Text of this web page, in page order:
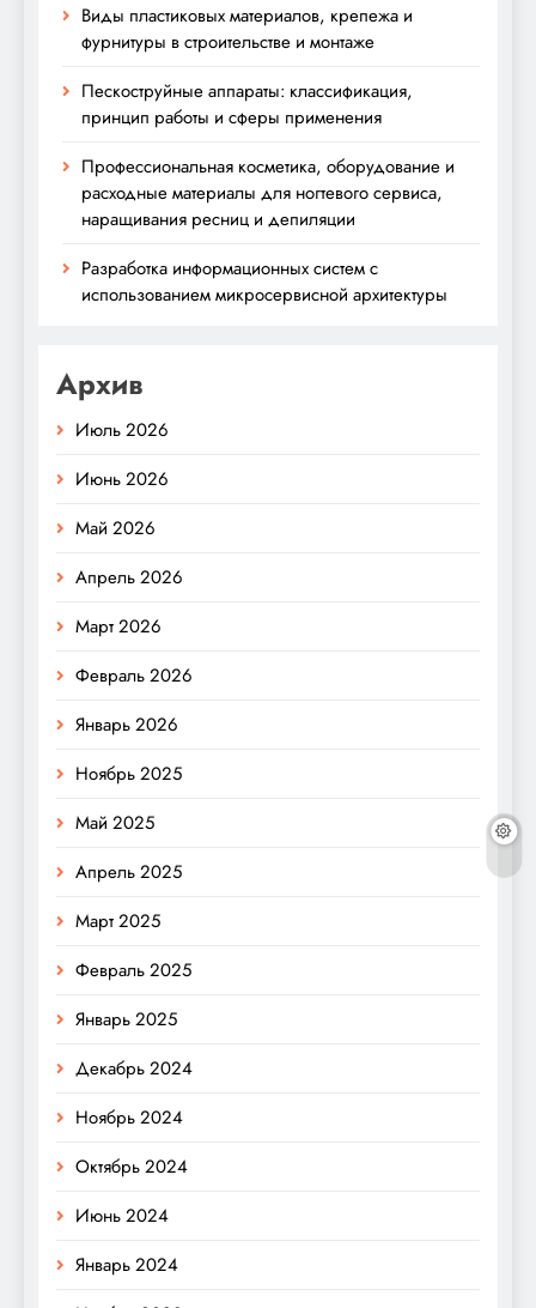
Виды пластиковых материалов, крепежа и
фурнитуры в строительстве и монтаже
Пескоструйные аппараты: классификация,
принцип работы и сферы применения
Профессиональная косметика, оборудование и
расходные материалы для ногтевого сервиса,
наращивания ресниц и депиляции
Разработка информационных систем с
использованием микросервисной архитектуры
Архив
Июль 2026
Июнь 2026
Май 2026
Апрель 2026
Март 2026
Февраль 2026
Январь 2026
Ноябрь 2025
Май 2025
Апрель 2025
Март 2025
Февраль 2025
Январь 2025
Декабрь 2024
Ноябрь 2024
Октябрь 2024
Июнь 2024
Январь 2024